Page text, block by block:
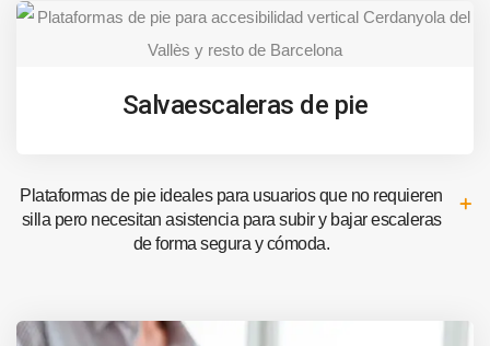
Salvaescaleras de pie
Plataformas de pie ideales para usuarios que no requieren
silla pero necesitan asistencia para subir y bajar escaleras
de forma segura y cómoda.